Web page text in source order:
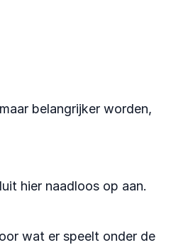
belangrijker worden,
hier naadloos op aan.
wat er speelt onder de